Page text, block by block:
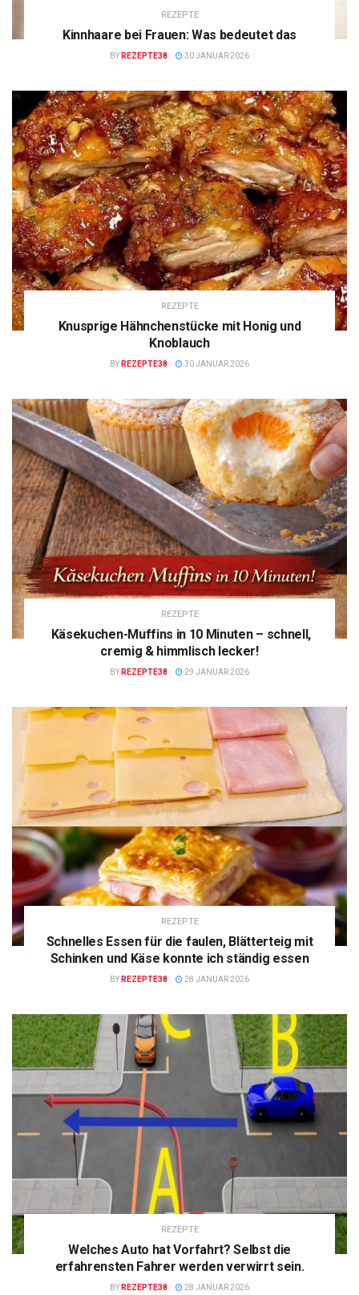
REZEPTE
Kinnhaare bei Frauen: Was bedeutet das
BY REZEPTE38 30 JANUAR 2026
REZEPTE
Knusprige Hähnchenstücke mit Honig und
Knoblauch
BY REZEPTE38 30 JANUAR 2026
REZEPTE
Käsekuchen-Muffins in 10 Minuten – schnell,
cremig & himmlisch lecker!
BY REZEPTE38 29 JANUAR 2026
REZEPTE
Schnelles Essen für die faulen, Blätterteig mit
Schinken und Käse konnte ich ständig essen
BY REZEPTE38 28 JANUAR 2026
REZEPTE
Welches Auto hat Vorfahrt? Selbst die
erfahrensten Fahrer werden verwirrt sein.
BY REZEPTE38 28 JANUAR 2026